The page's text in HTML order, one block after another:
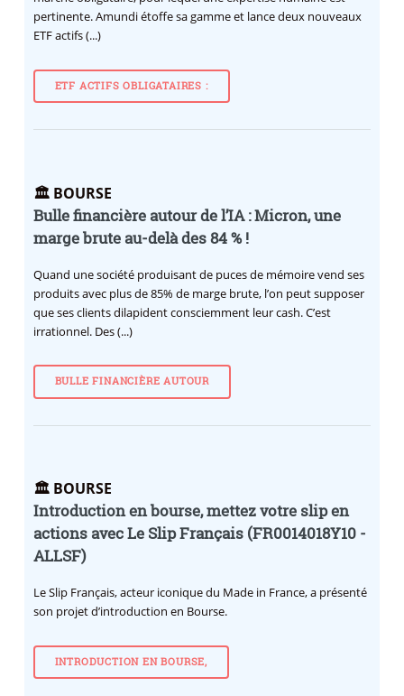
pertinente. Amundi étoffe sa gamme et lance deux nouveaux
ETF actifs (...)
ETF ACTIFS OBLIGATAIRES :
🏛️ BOURSE
Bulle financière autour de l’IA : Micron, une
marge brute au-delà des 84 % !
Quand une société produisant de puces de mémoire vend ses
produits avec plus de 85% de marge brute, l’on peut supposer
que ses clients dilapident consciemment leur cash. C’est
irrationnel. Des (...)
BULLE FINANCIÈRE AUTOUR
🏛️ BOURSE
Introduction en bourse, mettez votre slip en
actions avec Le Slip Français (FR0014018Y10 -
ALLSF)
Le Slip Français, acteur iconique du Made in France, a présenté
son projet d’introduction en Bourse.
INTRODUCTION EN BOURSE,